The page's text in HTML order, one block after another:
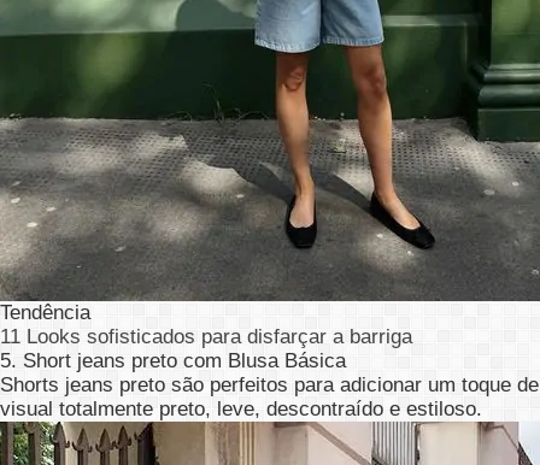
Tendência
11 Looks sofisticados para disfarçar a barriga
5. Short jeans preto com Blusa Básica
Shorts jeans preto são perfeitos para adicionar um toque
visual totalmente preto, leve, descontraído e estiloso.